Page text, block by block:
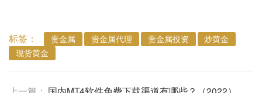
标签： 贵金属 贵金属代理 贵金属投资
炒黄金
现货黄金
上一篇： 国内MT4软件免费下载渠道有哪些？（2022）